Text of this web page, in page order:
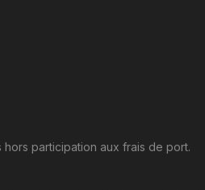
participation aux frais de port.